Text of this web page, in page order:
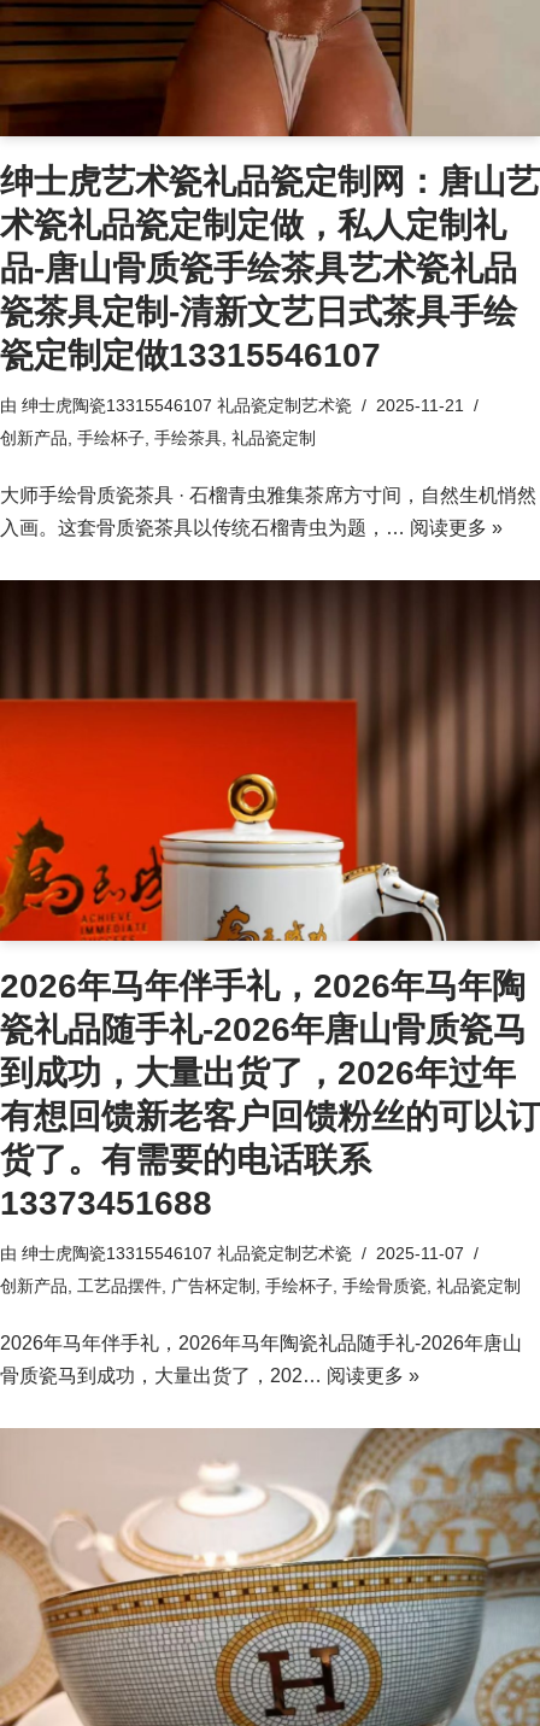
绅士虎艺术瓷礼品瓷定制网：唐山艺
术瓷礼品瓷定制定做，私人定制礼
品-唐山骨质瓷手绘茶具艺术瓷礼品
瓷茶具定制-清新文艺日式茶具手绘
瓷定制定做13315546107
由 绅士虎陶瓷13315546107 礼品瓷定制艺术瓷
2025-11-21
创新产品, 手绘杯子, 手绘茶具, 礼品瓷定制
大师手绘骨质瓷茶具 · 石榴青虫雅集茶席方寸间，自然生机悄然
入画。这套骨质瓷茶具以传统石榴青虫为题，… 阅读更多 »
2026年马年伴手礼，2026年马年陶
瓷礼品随手礼-2026年唐山骨质瓷马
到成功，大量出货了，2026年过年
有想回馈新老客户回馈粉丝的可以订
货了。有需要的电话联系
13373451688
由 绅士虎陶瓷13315546107 礼品瓷定制艺术瓷
2025-11-07
创新产品
工艺品摆件 广告杯定制 手绘杯子 手绘骨质瓷 礼品瓷定制
2026年马年伴手礼，2026年马年陶瓷礼品随手礼-2026年唐山
骨质瓷马到成功，大量出货了，202… 阅读更多 »